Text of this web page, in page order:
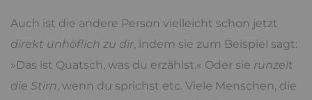
Auch ist die andere Person vielleicht schon jetzt
direkt unhöflich zu dir, indem sie zum Beispiel sagt:
»Das ist Quatsch, was du erzählst.« Oder sie runzelt
die Stirn, wenn du sprichst etc. Viele Menschen, die